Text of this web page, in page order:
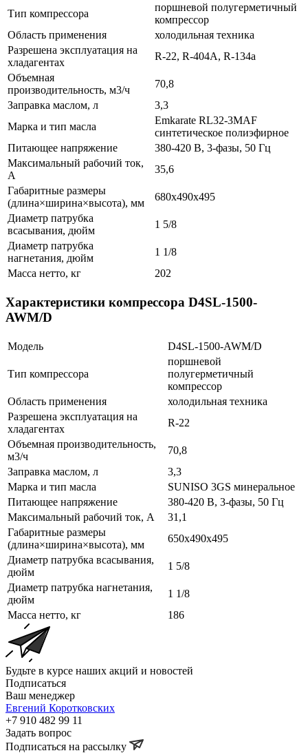
Тип компрессора
поршневой полугерметичный
компрессор
Область применения
холодильная техника
Разрешена эксплуатация на
хладагентах
R-22, R-404A, R-134a
Объемная
производительность, м3/ч
70,8
Заправка маслом, л
3,3
Марка и тип масла
Emkarate RL32-3MAF
синтетическое полиэфирное
Питающее напряжение
380-420 В, 3-фазы, 50 Гц
Максимальный рабочий ток,
А
35,6
Габаритные размеры
(длина×ширина×высота), мм
680x490x495
Диаметр патрубка
всасывания, дюйм
1 5/8
Диаметр патрубка
нагнетания, дюйм
1 1/8
Масса нетто, кг
202
Характеристики компрессора D4SL-1500-
AWM/D
Модель D4SL-1500-AWM/D
Тип компрессора
поршневой
полугерметичный
компрессор
Область применения
холодильная техника
Разрешена эксплуатация на
хладагентах
R-22
Объемная производительность,
м3/ч
70,8
Заправка маслом, л
3,3
Марка и тип масла
SUNISO 3GS минеральное
Питающее напряжение
380-420 В, 3-фазы, 50 Гц
Максимальный рабочий ток, А
31,1
Габаритные размеры
(длина×ширина×высота), мм
650x490x495
Диаметр патрубка всасывания,
дюйм
1 5/8
Диаметр патрубка нагнетания,
дюйм
1 1/8
Масса нетто, кг
186
Будьте в курсе наших акций и новостей
Подписаться
Ваш менеджер
Евгений Коротковских
+7 910 482 99 11
Задать вопрос
Подписаться на рассылку